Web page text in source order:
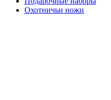
Охотничьи ножи